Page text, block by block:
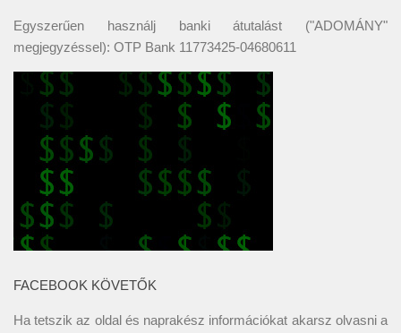
Egyszerűen használj banki átutalást ("ADOMÁNY"
megjegyzéssel): OTP Bank 11773425-04680611
FACEBOOK KÖVETŐK
Ha tetszik az oldal és naprakész információkat akarsz olvasni a